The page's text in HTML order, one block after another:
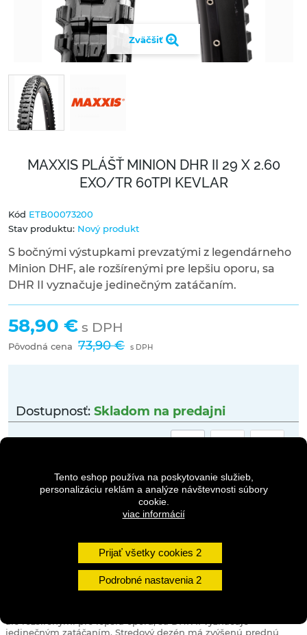
Tento eshop používa na poskytovanie služieb,
personalizáciu reklám a analýze návštevnosti súbory
cookie.
viac informácií
Prijať všetky cookies
Podrobné nastavenia
Zväčšiť
MAXXIS PLÁŠŤ MINION DHR II 29 X 2.60
EXO/TR 60TPI KEVLAR
Kód ETB00073200
Stav produktu: Nový produkt
S bočnými výstupkami prevzatými z legendárneho
Minion DHF, ale rozšírenými pre lepšiu oporu, sa
DHR II vyznačuje jedinečným zatáčaním.
58,90 € s DPH
Pôvodná cena 73,90 € s DPH
Dostupnosť: Skladom na predajni
DO KOŠÍKA
DETAILY
ale rozšírenými pre lepšiu oporu, sa DHR II vyznačuje
jedinečným zatáčaním. Stredový dezén má zvýšenú prednú